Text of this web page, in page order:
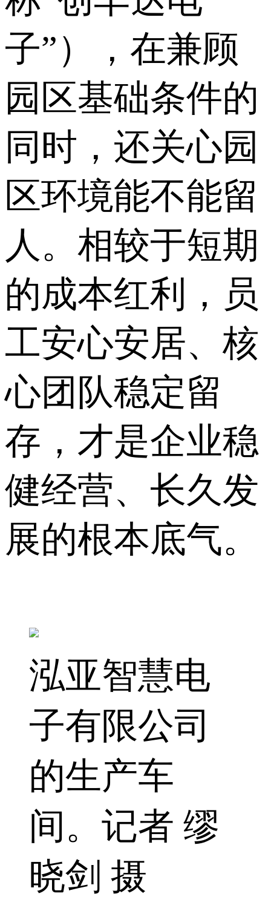
子”），在兼顾
园区基础条件的
同时，还关心园
区环境能不能留
人。相较于短期
的成本红利，员
工安心安居、核
心团队稳定留
存，才是企业稳
健经营、长久发
展的根本底气。
泓亚智慧电
子有限公司
的生产车
间。记者 缪
晓剑 摄